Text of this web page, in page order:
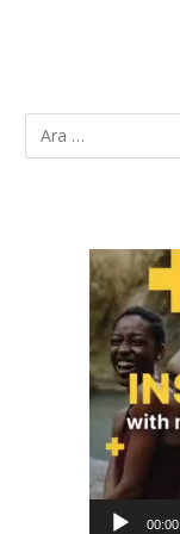
Video
oynatıcı
00:00